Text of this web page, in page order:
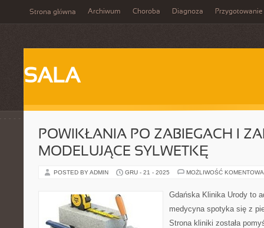
Strona główna Archiwum Choroba Diagnoza Przygotowanie
SALA
POWIKŁANIA PO ZABIEGACH I
MODELUJĄCE SYLWETKĘ
POSTED BY ADMIN GRU - 21 - 2025 MOŻLIWOŚĆ
Gdańska Klinika Urody to
medycyna spotyka się z
Strona kliniki została